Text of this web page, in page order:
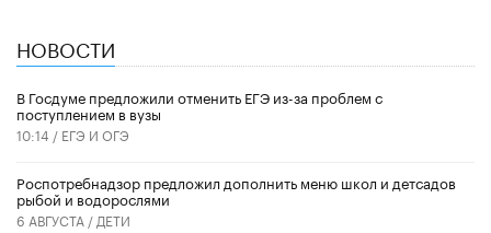
НОВОСТИ
В Госдуме предложили отменить ЕГЭ из-за проблем с
поступлением в вузы
10:14 / ЕГЭ И ОГЭ
Роспотребнадзор предложил дополнить меню школ и детсадов
рыбой и водорослями
6 АВГУСТА / ДЕТИ